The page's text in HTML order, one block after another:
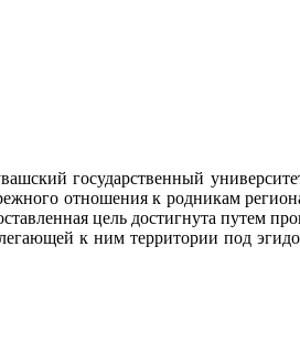
государственный
отношения к родникам
цель достигнута путем
к ним территории под